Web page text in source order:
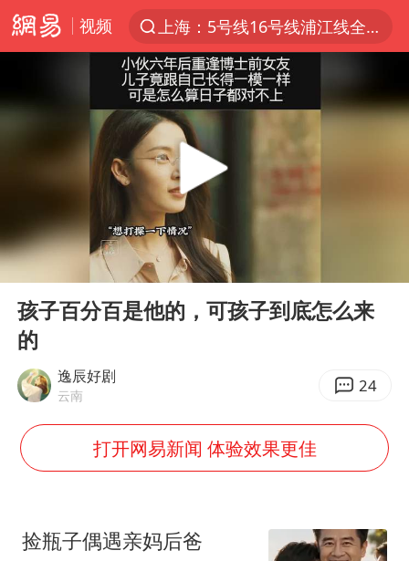
视频
上海：5号线16号线浦江线全线停运
上海有出现龙卷潜势
白海豚逼近浙闽沿海
国足U17与阿森纳决赛取消 并列冠军
王艺迪无缘横滨赛决赛
上海大部迎大暴雨
Play
孩子百分百是他的，可孩子到底怎么来
的
逸辰好剧
云南 24
打开网易新闻 体验效果更佳
捡瓶子偶遇亲妈后爸